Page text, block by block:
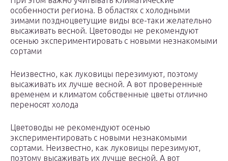
особенности региона. В областях с холодными
зимами поздноцветущие виды все-таки желательно
высаживать весной. Цветоводы не рекомендуют
осенью экспериментировать с новыми незнакомыми
сортами
Неизвестно, как луковицы перезимуют, поэтому
высаживать их лучше весной. А вот проверенные
временем и климатом собственные цветы отлично
переносят холода
Цветоводы не рекомендуют осенью
экспериментировать с новыми незнакомыми
сортами. Неизвестно, как луковицы перезимуют,
поэтому высаживать их лучше весной. А вот